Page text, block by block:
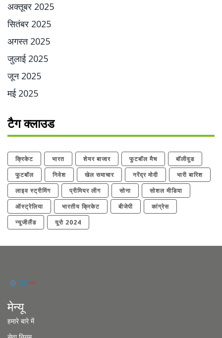
अक्तूबर 2025
सितंबर 2025
अगस्त 2025
जुलाई 2025
जून 2025
मई 2025
टैग क्लाउड
क्रिकेट भारत शेयर बाजार फुटबॉल मैच
बॉलीवुड
फुटबॉल
निवेश खेल समाचार नरेंद्र मोदी
भारी बारिश
लाइव स्ट्रीमिंग
प्रीमियर लीग सोना
सोशल मीडिया
ऑस्ट्रेलिया
भारतीय क्रिकेट बीजेपी
कांग्रेस
न्यूजीलैंड
यूरो 2024
मेन्यू
हमारे बारे में